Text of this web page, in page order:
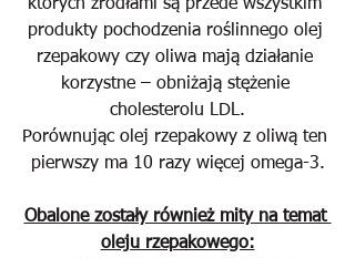
których źródłami są przede wszystkim
produkty pochodzenia roślinnego olej
rzepakowy czy oliwa mają działanie
korzystne – obniżają stężenie
cholesterolu LDL.
Porównując olej rzepakowy z oliwą ten
pierwszy ma 10 razy więcej omega-3.
Obalone zostały również mity na temat
oleju rzepakowego: